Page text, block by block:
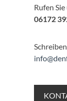
Rufen
06172